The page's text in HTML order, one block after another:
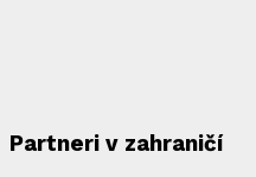
Partneri v zahraničí